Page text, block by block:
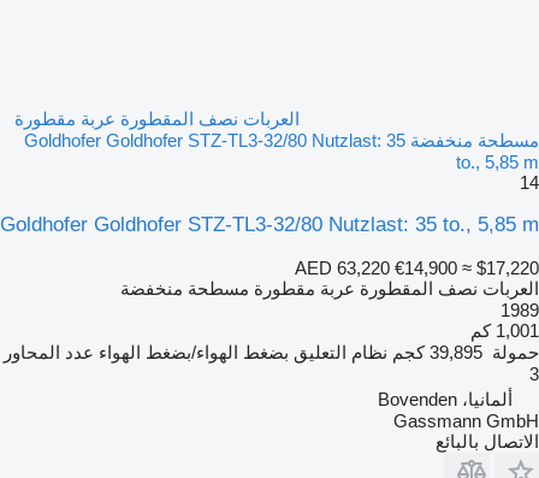
العربات نصف المقطورة عربة مقطورة
مسطحة منخفضة Goldhofer Goldhofer STZ-TL3-32/80 Nutzlast: 35
to., 5,85 m
14
Goldhofer Goldhofer STZ-TL3-32/80 Nutzlast: 35 to., 5,85 m
AED 63,220 €14,900 ≈ $17,220
العربات نصف المقطورة عربة مقطورة مسطحة منخفضة
1989
1,001 كم
حمولة 39,895 كجم نظام التعليق بضغط الهواء/بضغط الهواء عدد المحاور
3
ألمانيا، Bovenden
Gassmann GmbH
الاتصال بالبائع